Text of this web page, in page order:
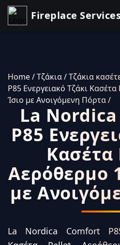
Fireplace
Home/ Τζάκια/ Τζάκια
P85 Ενεργειακό Τζάκι
Ίσιο με Ανοιγόμενη Πόρτα/
La
P85
Κασέτα
Αερόθερμο
με
La Nordica Comfort